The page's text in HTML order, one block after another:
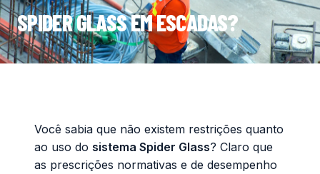
SPIDER GLASS EM ESCADAS?
Você sabia que não existem restrições quanto
ao uso do sistema Spider Glass? Claro que
as prescrições normativas e de desempenho